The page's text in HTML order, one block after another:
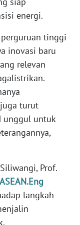
energi.
perguruan tinggi
inovasi baru
relevan
turut
unggul untuk
Prof.
ASEAN.Eng
langkah